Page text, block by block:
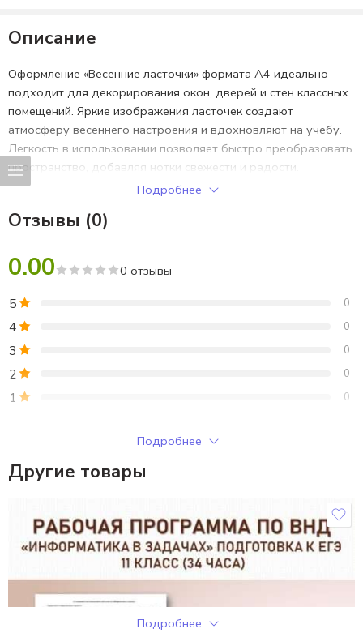
Описание
Оформление «Весенние ласточки» формата А4 идеально
подходит для декорирования окон, дверей и стен классных
помещений. Яркие изображения ласточек создают
атмосферу весеннего настроения и вдохновляют на учебу.
Легкость в использовании позволяет быстро преобразовать
пространство, добавляя нотки свежести и радости.
Используйте «Весенние ласточки» для создания уютного и
Подробнее
Отзывы (0)
0.00 0 отзывы
5 0
4 0
3 0
2 0
1 0
Только зарегистрированные клиенты, купившие этот товар,
могут публиковать отзывы.
Отзывов пока нет.
Подробнее
Другие товары
Подробнее